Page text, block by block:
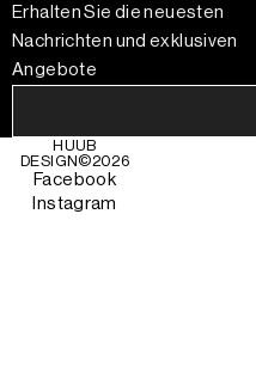
Erhalten Sie die neuesten
Nachrichten und exklusiven
Angebote
HUUB
DESIGN©2026
Facebook
Instagram